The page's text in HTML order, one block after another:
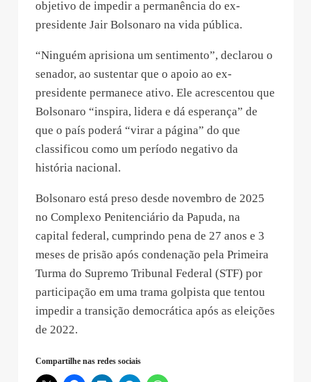
objetivo de impedir a permanência do ex-
presidente Jair Bolsonaro na vida pública.
“Ninguém aprisiona um sentimento”, declarou o
senador, ao sustentar que o apoio ao ex-
presidente permanece ativo. Ele acrescentou que
Bolsonaro “inspira, lidera e dá esperança” de
que o país poderá “virar a página” do que
classificou como um período negativo da
história nacional.
Bolsonaro está preso desde novembro de 2025
no Complexo Penitenciário da Papuda, na
capital federal, cumprindo pena de 27 anos e 3
meses de prisão após condenação pela Primeira
Turma do Supremo Tribunal Federal (STF) por
participação em uma trama golpista que tentou
impedir a transição democrática após as eleições
de 2022.
Compartilhe nas redes sociais